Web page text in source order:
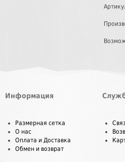
Информация
Размерная сетка
О нас
Оплата и Доставка
Обмен и возврат